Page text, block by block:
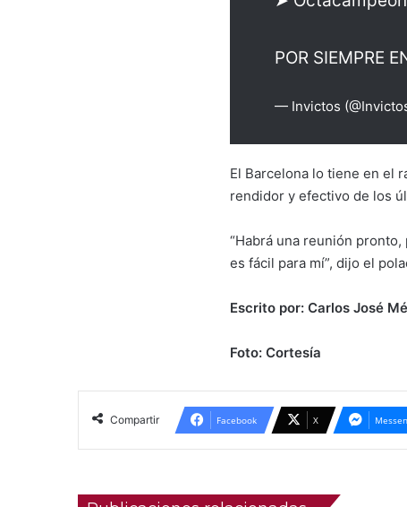
POR SIEMPRE
— Invictos
El Barcelona lo tiene en el
rendidor y efectivo de los
“Habrá una reunión
es fácil para mí”, dijo el
Escrito por: Carlos José
Foto: Cortesía
Compartir Facebook X